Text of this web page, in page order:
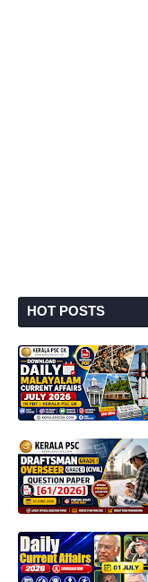
HOT POSTS